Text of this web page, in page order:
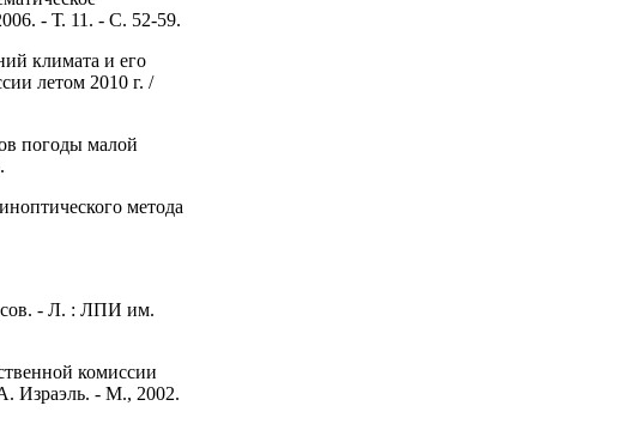
- Т. 11. - С. 52-59.
климата и его
летом 2010 г. /
погоды малой
метода
- Л. : ЛПИ им.
комиссии
Израэль. - М., 2002.